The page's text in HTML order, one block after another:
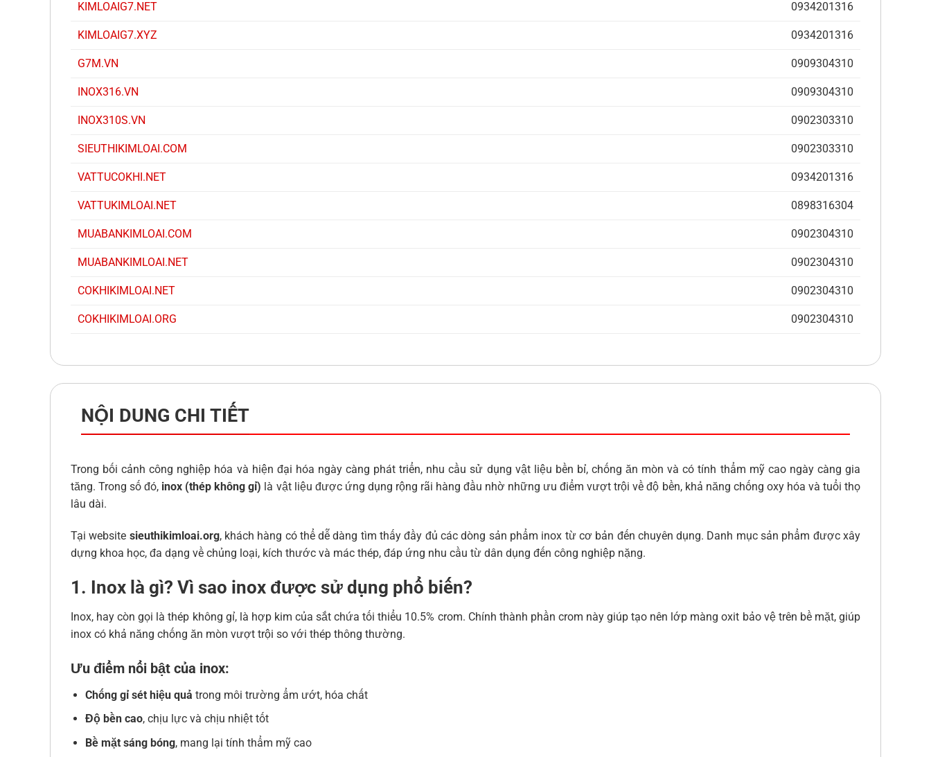
KIMLOAIG7.NET 0934201316
KIMLOAIG7.XYZ 0934201316
G7M.VN 0909304310
INOX316.VN 0909304310
INOX310S.VN 0902303310
SIEUTHIKIMLOAI.COM 0902303310
VATTUCOKHI.NET 0934201316
VATTUKIMLOAI.NET 0898316304
MUABANKIMLOAI.COM 0902304310
MUABANKIMLOAI.NET 0902304310
COKHIKIMLOAI.NET 0902304310
COKHIKIMLOAI.ORG 0902304310
NỘI DUNG CHI TIẾT
Trong bối cảnh công nghiệp hóa và hiện đại hóa ngày càng phát triển, nhu cầu sử dụng vật liệu bền bỉ, chống ăn mòn và có tính thẩm mỹ cao ngày càng gia
tăng. Trong số đó, inox (thép không gỉ) là vật liệu được ứng dụng rộng rãi hàng đầu nhờ những ưu điểm vượt trội về độ bền, khả năng chống oxy hóa và tuổi thọ
lâu dài.
Tại website sieuthikimloai.org, khách hàng có thể dễ dàng tìm thấy đầy đủ các dòng sản phẩm inox từ cơ bản đến chuyên dụng. Danh mục sản phẩm được xây
dựng khoa học, đa dạng về chủng loại, kích thước và mác thép, đáp ứng nhu cầu từ dân dụng đến công nghiệp nặng.
1. Inox là gì? Vì sao inox được sử dụng phổ biến?
Inox, hay còn gọi là thép không gỉ, là hợp kim của sắt chứa tối thiểu 10.5% crom. Chính thành phần crom này giúp tạo nên lớp màng oxit bảo vệ trên bề mặt, giúp
inox có khả năng chống ăn mòn vượt trội so với thép thông thường.
Ưu điểm nổi bật của inox:
Chống gỉ sét hiệu quả trong môi trường ẩm ướt, hóa chất
Độ bền cao, chịu lực và chịu nhiệt tốt
Bề mặt sáng bóng, mang lại tính thẩm mỹ cao